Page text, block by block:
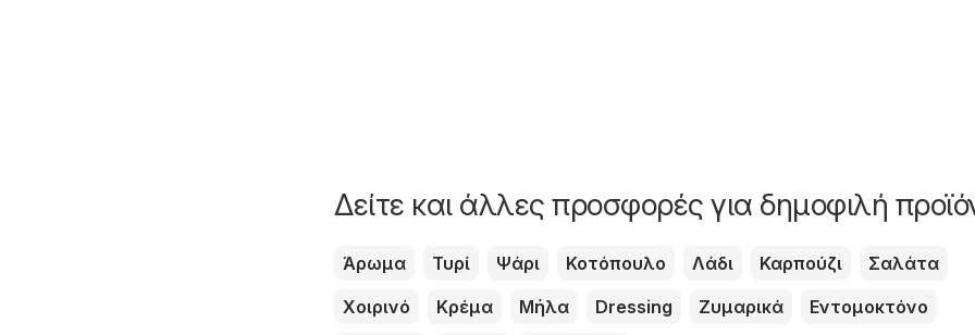
Δείτε και άλλες προσφορές για δημοφιλή
Άρωμα Τυρί Ψάρι Κοτόπουλο Λάδι Καρπούζι
Σαλάτα
Χοιρινό
Κρέμα Μήλα Dressing Ζυμαρικά
Εντομοκτόνο